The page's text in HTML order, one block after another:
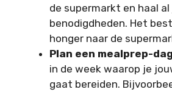
de supermarkt en haal al
benodigdheden. Het
honger naar de
Plan een mealprep-
in de week waarop je
gaat bereiden.